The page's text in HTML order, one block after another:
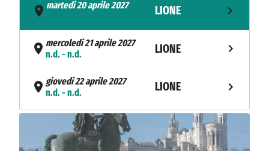
martedì 20 aprile 2027
LIONE
mercoledì 21 aprile 2027
n.d. - n.d.
LIONE
giovedì 22 aprile 2027
n.d. - n.d.
LIONE
venerdì 23 aprile 2027
n.d. - n.d.
LIONE